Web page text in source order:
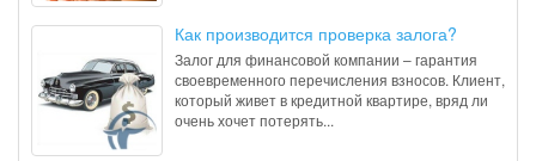
Как производится проверка залога?
Залог для финансовой компании – гарантия
своевременного перечисления взносов. Клиент,
который живет в кредитной квартире, вряд ли
очень хочет потерять...